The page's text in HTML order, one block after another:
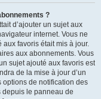
?
d’ajouter un sujet aux
internet. Vous ne
favoris était mis à jour.
aux abonnements. Vous
sujet ajouté aux favoris est
de la mise à jour d’un
options de notification des
depuis le panneau de